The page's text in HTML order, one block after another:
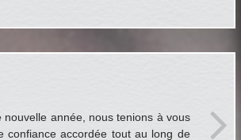
nouvelle année, nous tenions à vous
confiance accordée tout au long de